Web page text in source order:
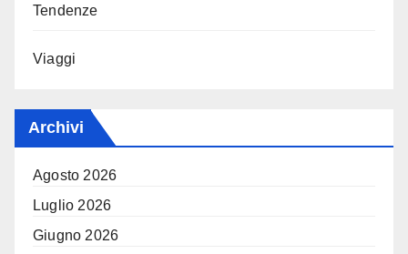
Tendenze
Viaggi
Archivi
Agosto 2026
Luglio 2026
Giugno 2026